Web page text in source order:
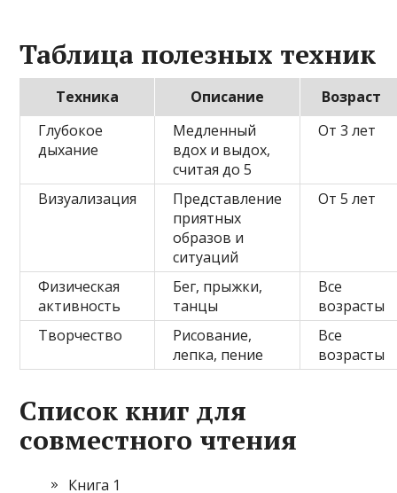
Таблица полезных техник
Техника Описание
Возраст
Глубокое
дыхание
Медленный
вдох и выдох,
считая до 5
От 3 лет
Визуализация
Представление
приятных
образов и
ситуаций
От 5 лет
Физическая
активность
Бег, прыжки,
танцы
Все
возрасты
Творчество
Рисование,
лепка, пение
Все
возрасты
Список книг для
совместного чтения
Книга 1